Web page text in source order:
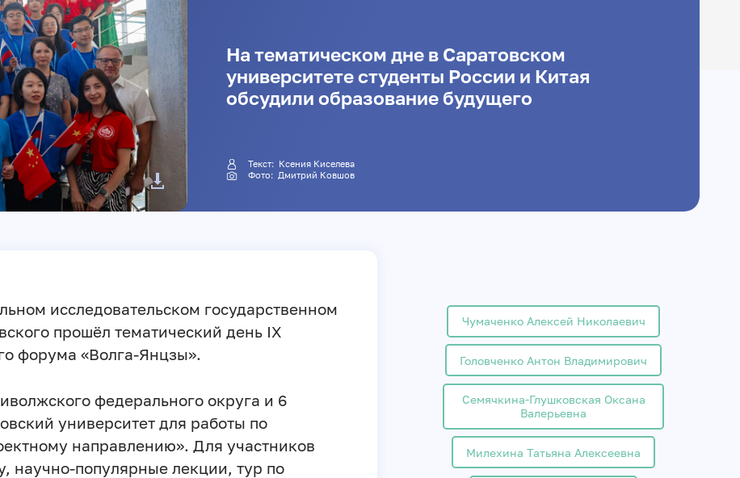
На тематическом дне в Саратовском
университете студенты России и Китая
обсудили образование будущего
Текст: Ксения Киселева
Фото: Дмитрий Ковшов
исследовательском государственном
прошёл тематический день IX
форума «Волга-Янцзы».
федерального округа и 6
университет для работы по
направлению». Для участников
научно-популярные лекции, тур по
Чумаченко Алексей Николаевич
Головченко Антон Владимирович
Семячкина-Глушковская Оксана
Валерьевна
Милехина Татьяна Алексеевна